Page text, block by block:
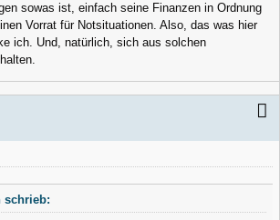
sowas ist, einfach seine Finanzen in Ordnung
Vorrat für Notsituationen. Also, das was hier
ich. Und, natürlich, sich aus solchen
schrieb: